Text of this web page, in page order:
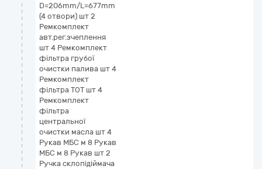
D=206mm/L=677mm
(4 отвори) шт 2
Ремкомплект
авт.рег.зчеплення
шт 4 Ремкомплект
фільтра грубої
очистки палива шт 4
Ремкомплект
фільтра ТОТ шт 4
Ремкомплект
фільтра
центральної
очистки масла шт 4
Рукав МБС м 8 Рукав
МБС м 8 Рукав шт 2
Ручка склопідіймача